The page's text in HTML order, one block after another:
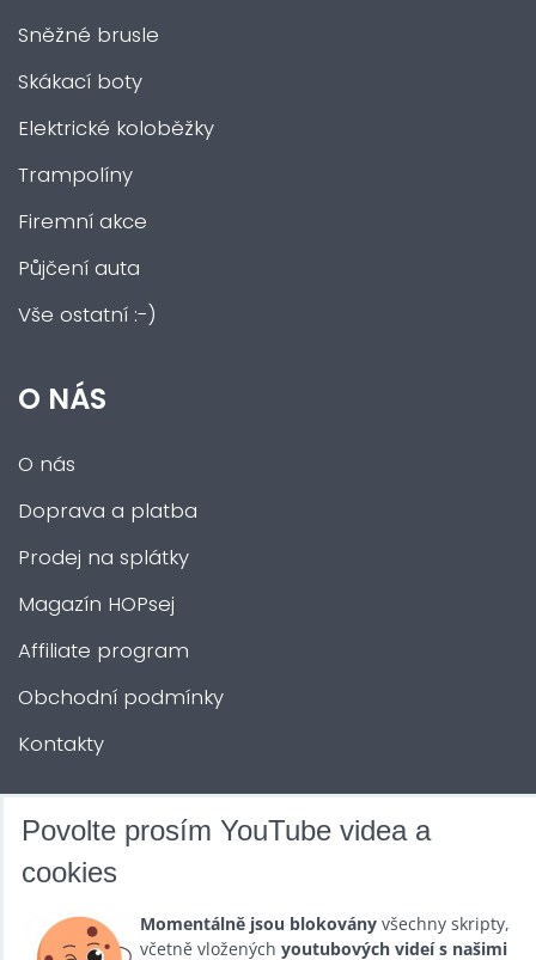
Sněžné brusle
Skákací boty
Elektrické koloběžky
Trampolíny
Firemní akce
Půjčení auta
Vše ostatní :-)
O NÁS
O nás
Doprava a platba
Prodej na splátky
Magazín HOPsej
Affiliate program
Obchodní podmínky
Kontakty
DALŠÍ SLUŽBY
Půjčovna
Povolte prosím YouTube videa a
cookies
Momentálně jsou blokovány všechny skripty,
včetně vložených youtubových videí s našimi